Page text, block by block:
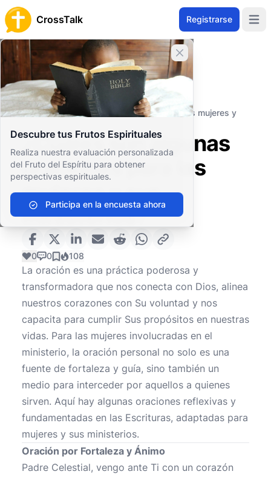
CrossTalk Registrarse
Cerrar banner
Descubre tus Frutos Espirituales
Realiza nuestra evaluación personalizada
del Fruto del Espíritu para obtener
perspectivas espirituales.
Participa en la encuesta ahora
Inicio
Archivo de Preguntas
Prácticas Espirituales
Oración
¿Cuáles son algunas oraciones para las mujeres y
¿Cuáles son algunas
oraciones para las
mujeres y sus
ministerios?
0 0 108
La oración es una práctica poderosa y
transformadora que nos conecta con Dios, alinea
nuestros corazones con Su voluntad y nos
capacita para cumplir Sus propósitos en nuestras
vidas. Para las mujeres involucradas en el
ministerio, la oración personal no solo es una
fuente de fortaleza y guía, sino también un
medio para interceder por aquellos a quienes
sirven. Aquí hay algunas oraciones reflexivas y
fundamentadas en las Escrituras, adaptadas para
mujeres y sus ministerios.
Oración por Fortaleza y Ánimo
Padre Celestial, vengo ante Ti con un corazón